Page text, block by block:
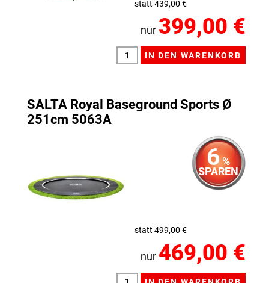
statt 439,00 €
nur399,00 €
SALTA Royal Baseground Sports Ø
251cm 5063A
6%
SPAREN
statt 499,00 €
nur 469,00 €